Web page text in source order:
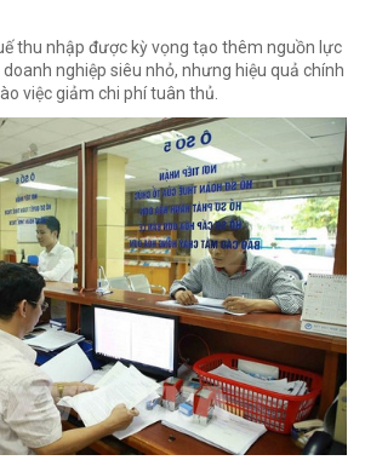
thu nhập được kỳ vọng tạo thêm nguồn lực
nghiệp siêu nhỏ, nhưng hiệu quả chính
việc giảm chi phí tuân thủ.